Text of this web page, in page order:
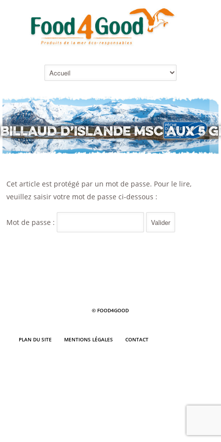
D’ISLANDE MSC AUX 5
Cet article est protégé par un mot de passe. Pour le lire,
veuillez saisir votre mot de passe ci-dessous :
Mot de passe :
© FOOD4GOOD
PLAN DU SITE MENTIONS LÉGALES CONTACT